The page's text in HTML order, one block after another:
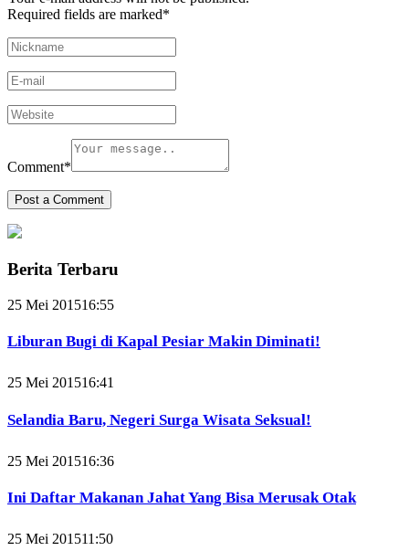
Required fields are marked*
Comment*
Berita Terbaru
25 Mei 201516:55
Liburan Bugi di Kapal Pesiar Makin Diminati!
25 Mei 201516:41
Selandia Baru, Negeri Surga Wisata Seksual!
25 Mei 201516:36
Ini Daftar Makanan Jahat Yang Bisa Merusak Otak
25 Mei 201511:50